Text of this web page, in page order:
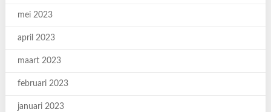
mei 2023
april 2023
maart 2023
februari 2023
januari 2023